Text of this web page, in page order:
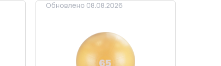
Обновлено 08.08.2026